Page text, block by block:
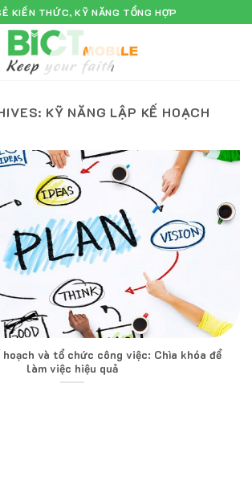
KIẾN THỨC, KỸ NĂNG TỔNG HỢP
KỸ NĂNG LẬP KẾ HOẠCH
hoạch và tổ chức công việc: Chìa khóa để
làm việc hiệu quả